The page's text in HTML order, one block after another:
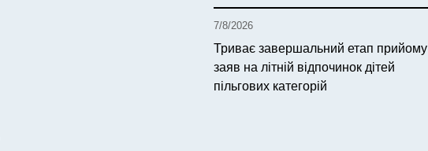
7/8/2026
Триває завершальний етап прийому
заяв на літній відпочинок дітей
пільгових категорій